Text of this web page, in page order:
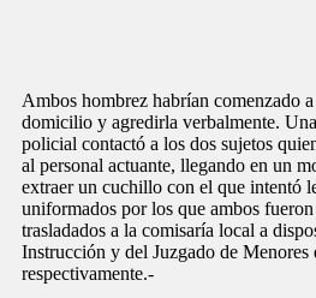
Ambos hombrez habrían comenzado
domicilio y agredirla verbalmente.
policial contactó a los dos sujetos
al personal actuante, llegando en un
extraer un cuchillo con el que intentó
uniformados por los que ambos
trasladados a la comisaría local a
Instrucción y del Juzgado de
respectivamente.-